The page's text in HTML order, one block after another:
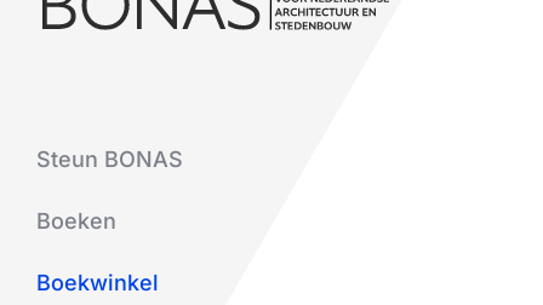
Steun BONAS
Boeken
Boekwinkel